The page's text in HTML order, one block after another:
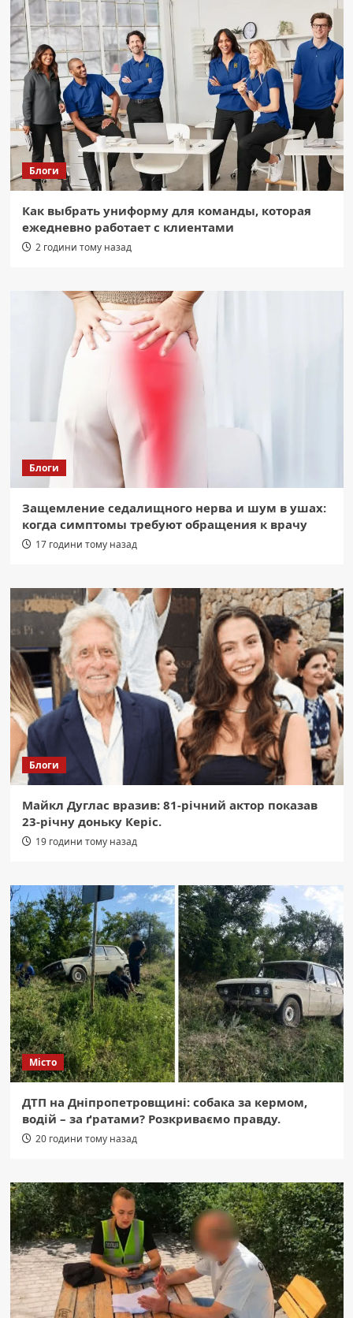
Блоги
Как выбрать униформу для команды, которая
ежедневно работает с клиентами
2 години тому назад
Блоги
Защемление седалищного нерва и шум в ушах:
когда симптомы требуют обращения к врачу
17 години тому назад
Блоги
Майкл Дуглас вразив: 81-річний актор показав
23-річну доньку Керіс.
19 години тому назад
Місто
ДТП на Дніпропетровщині: собака за кермом,
водій – за ґратами? Розкриваємо правду.
20 години тому назад